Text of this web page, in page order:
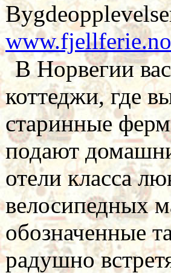
www.fjellferie.no
В Норвегии
коттеджи, где
старинные
подают
отели класса
велосипедных
обозначенные
радушно